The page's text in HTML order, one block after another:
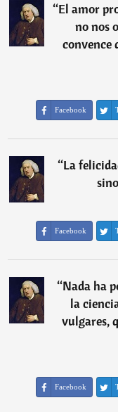
“El amor
no nos
convence
Facebook
“La
Facebook
“Nada ha
la
vulgares,
Facebook